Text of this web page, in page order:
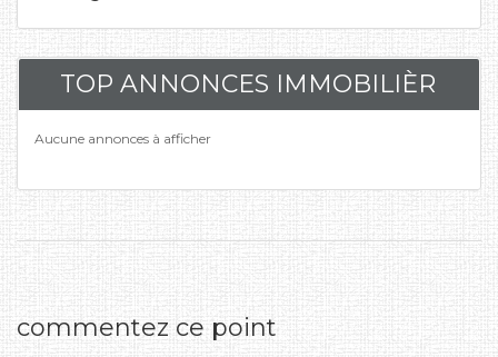
TOP ANNONCES IMMOBILIÈR
Aucune annonces à afficher
commentez ce point